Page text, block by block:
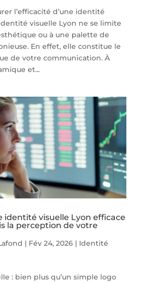
l’efficacité d’une identité
visuelle Lyon ne se limite
ou à une palette de
En effet, elle constitue le
de votre communication. À
et...
identité visuelle Lyon efficace
la perception de votre
| Fév 24, 2026| Identité
: bien plus qu’un simple logo